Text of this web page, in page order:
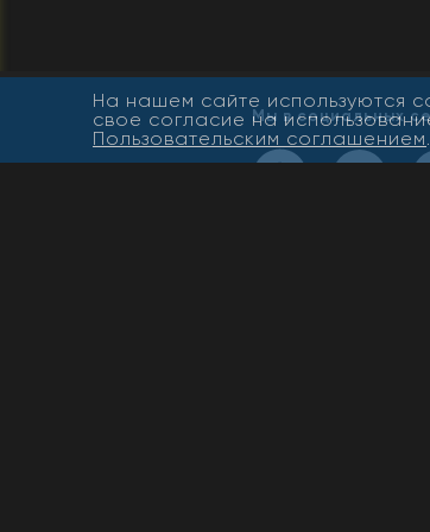
Мы в социальных
На нашем сайте используются
свое согласие на
Пользовательским соглашением.